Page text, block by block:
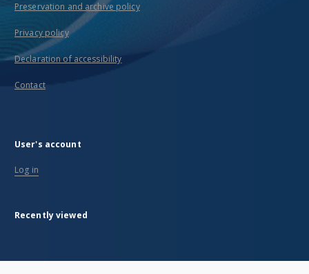
Preservation and archive policy
Privacy policy
Declaration of accessibility
Contact
User's account
Log in
Recently viewed